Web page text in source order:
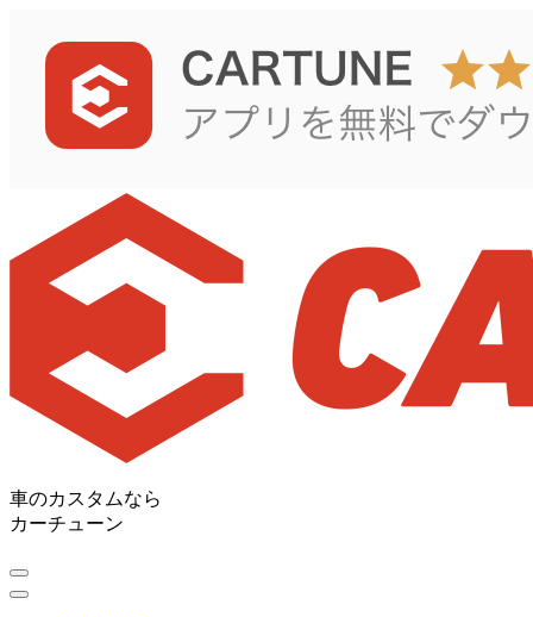
車のカスタムなら
カーチューン